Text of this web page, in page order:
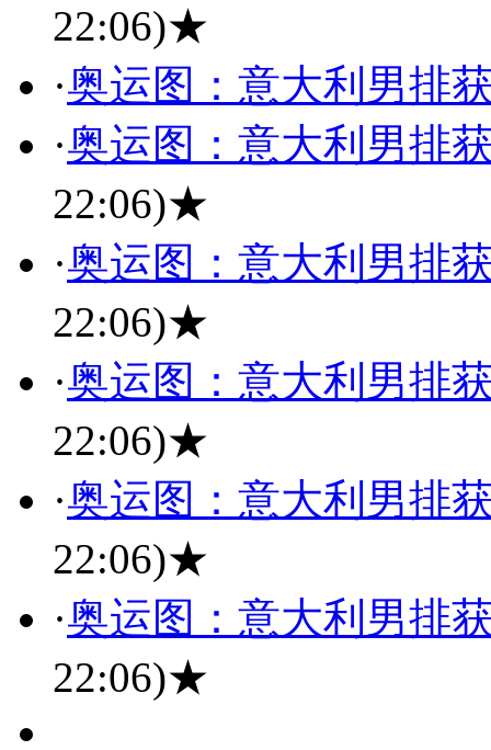
22:06)★
·奥运图：意大利男排
·奥运图：意大利男排
22:06)★
·奥运图：意大利男排
22:06)★
·奥运图：意大利男排
22:06)★
·奥运图：意大利男排
22:06)★
·奥运图：意大利男排
22:06)★